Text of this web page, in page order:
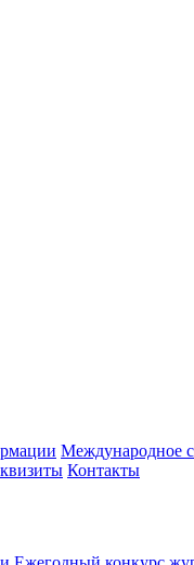
Международное
Контакты